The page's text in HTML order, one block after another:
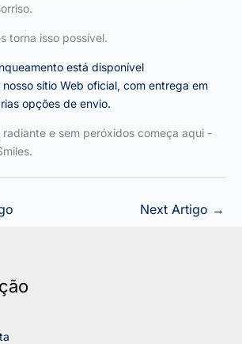
torna isso possível.
está disponível
sítio Web oficial, com entrega em
opções de envio.
radiante e sem peróxidos começa aqui -
Next Artigo →